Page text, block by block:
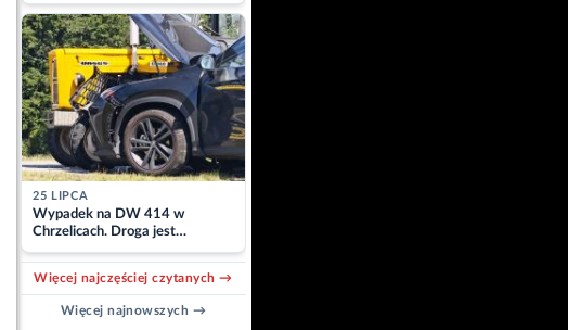
25 LIPCA
Wypadek na DW 414 w
Chrzelicach. Droga jest
zablokowana
Więcej najczęściej czytanych →
Więcej najnowszych →